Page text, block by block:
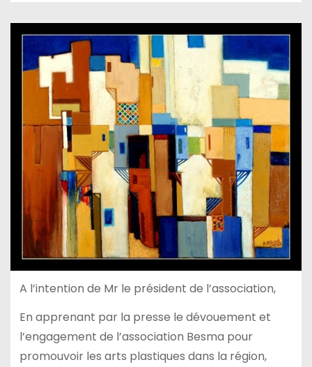
A l’intention de Mr le président de l’association,
En apprenant par la presse le dévouement et
l’engagement de l’association Besma pour
promouvoir les arts plastiques dans la région,